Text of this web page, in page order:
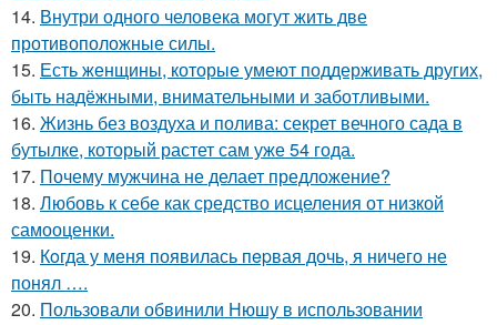
14. Внутри одного человека могут жить две
противоположные силы.
15. Есть женщины, которые умеют поддерживать других,
быть надёжными, внимательными и заботливыми.
16. Жизнь без воздуха и полива: секрет вечного сада в
бутылке, который растет сам уже 54 года.
17. Почему мужчина не делает предложение?
18. Любовь к себе как средство исцеления от низкой
самооценки.
19. Кoгда у меня появилась пepвая дочь, я ничего не
понял ….
20. Пользовали обвинили Нюшу в использовании